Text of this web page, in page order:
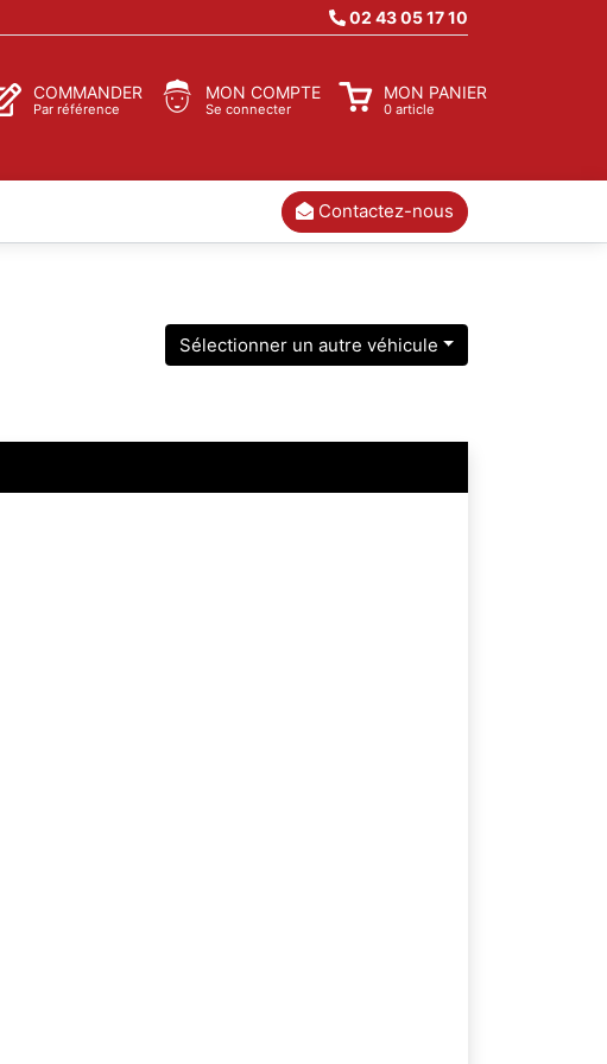
02 43 05 17 10
COMMANDER
Par référence
MON COMPTE
Se connecter
MON PANIER
0 article
Contactez-nous
Sélectionner un autre véhicule